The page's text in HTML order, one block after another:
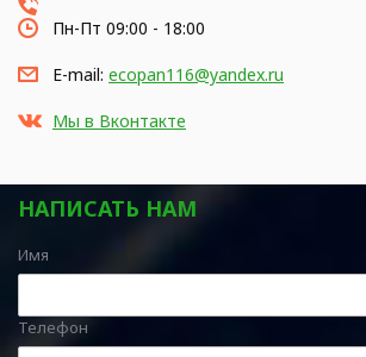
Пн-Пт 09:00 - 18:00
E-mail: ecopan116@yandex.ru
Мы в Вконтакте
НАПИСАТЬ НАМ
Имя
Телефон